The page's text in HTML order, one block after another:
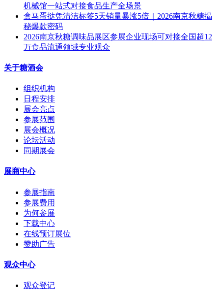
机械馆一站式对接食品生产全场景
盒马蛋挞凭清洁标签5天销量暴涨5倍｜2026南京秋糖揭
秘爆款密码
2026南京秋糖调味品展区参展企业现场可对接全国超12
万食品流通领域专业观众
关于糖酒会
组织机构
日程安排
展会亮点
参展范围
展会概况
论坛活动
同期展会
展商中心
参展指南
参展费用
为何参展
下载中心
在线预订展位
赞助广告
观众中心
观众登记